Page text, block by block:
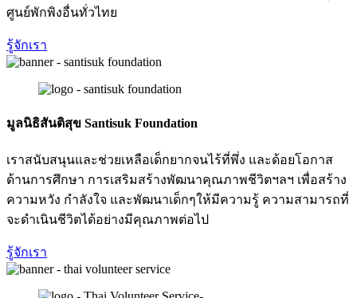
ศูนย์พักพิงอื่นทั่วไทย
รู้จักเรา
มูลนิธิสันติสุข Santisuk Foundation
เราสนับสนุนและช่วยเหลือเด็กยากจนไร้ที่พึ่ง และด้อยโอกาส
ด้านการศึกษา การเสริมสร้างพัฒนาคุณภาพชีวิตฯลฯ เพื่อสร้าง
ความหวัง กำลังใจ และพัฒนาเด็กๆให้มีความรู้ ความสามารถที่
จะดำเนินชีวิตได้อย่างมีคุณภาพต่อไป
รู้จักเรา